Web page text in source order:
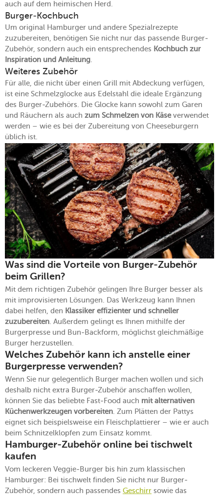
auch auf dem heimischen Herd.
Burger-Kochbuch
Um original Hamburger und andere Spezialrezepte
zuzubereiten, benötigen Sie nicht nur das passende Burger-
Zubehör, sondern auch ein entsprechendes Kochbuch zur
Inspiration und Anleitung.
Weiteres Zubehör
Für alle, die nicht über einen Grill mit Abdeckung verfügen,
ist eine Schmelzglocke aus Edelstahl die ideale Ergänzung
des Burger-Zubehörs. Die Glocke kann sowohl zum Garen
und Räuchern als auch zum Schmelzen von Käseverwendet
werden – wie es bei der Zubereitung von Cheeseburgern
üblich ist.
Was sind die Vorteile von Burger-Zubehör
beim Grillen?
Mit dem richtigen Zubehör gelingen Ihre Burger besser als
mit improvisierten Lösungen. Das Werkzeug kann Ihnen
dabei helfen, den Klassiker effizienter und schneller
zuzubereiten. Außerdem gelingt es Ihnen mithilfe der
Burgerpresse und Bun-Backform, möglichst gleichmäßige
Burger herzustellen.
Welches Zubehör kann ich anstelle einer
Burgerpresse verwenden?
Wenn Sie nur gelegentlich Burger machen wollen und sich
deshalb nicht extra Burger-Zubehör anschaffen wollen,
können Sie das beliebte Fast-Food auch mit alternativen
Küchenwerkzeugen vorbereiten. Zum Plätten der Pattys
eignet sich beispielsweise ein Fleischplattierer – wie er auch
beim Schnitzelklopfen zum Einsatz kommt.
Hamburger-Zubehör online bei tischwelt
kaufen
Vom leckeren Veggie-Burger bis hin zum klassischen
Hamburger: Bei tischwelt finden Sie nicht nur Burger-
Zubehör, sondern auch passendes Geschirr sowie das